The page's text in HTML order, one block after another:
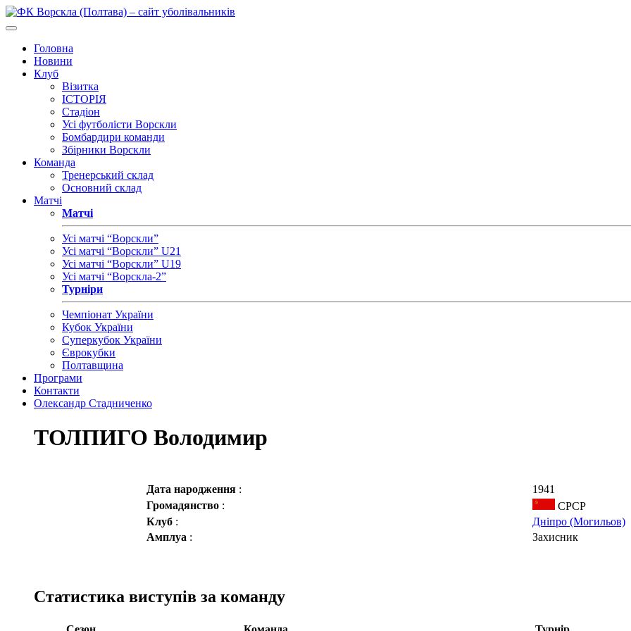
Головна
Новини
Клуб
Візитка
ІСТОРІЯ
Стадіон
Усі футболісти Ворскли
Бомбардири команди
Збірники Ворскли
Команда
Тренерський склад
Основний склад
Матчі
Матчі
Усі матчі “Ворскли”
Усі матчі “Ворскли” U21
Усі матчі “Ворскли” U19
Усі матчі “Ворскла-2”
Турніри
Чемпіонат України
Кубок України
Суперкубок України
Єврокубки
Полтавщина
Програми
Контакти
Олександр Стадниченко
ТОЛПИГО Володимир
Дата народження :
1941
Громадянство :
СРСР
Клуб :
Дніпро (Могильов)
Амплуа : Захисник
Статистика виступів за команду